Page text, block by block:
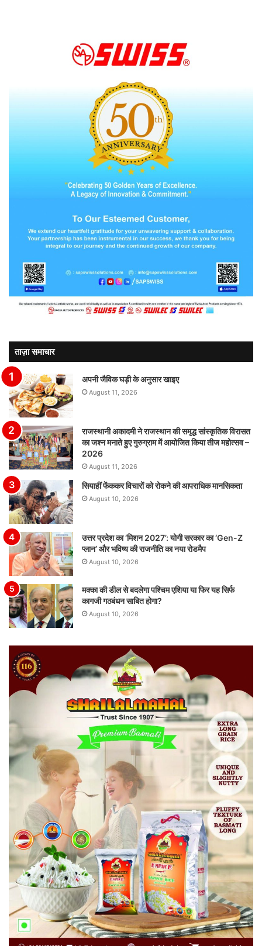
ताज़ा समाचार
अपनी जैविक घड़ी के अनुसार खाइए
August 11, 2026
राजस्थानी अकादमी ने राजस्थान की समृद्ध सांस्कृतिक विरासत
का जश्न मनाते हुए गुरुग्राम में आयोजित किया तीज महोत्सव –
2026
August 11, 2026
सियाहीं फेंककर विचारों को रोकने की आपराधिक मानसिकता
August 10, 2026
उत्तर प्रदेश का ‘मिशन 2027’: योगी सरकार का ‘Gen-Z
प्लान’ और भविष्य की राजनीति का नया रोडमैप
August 10, 2026
मक्का की डील से बदलेगा पश्चिम एशिया या फिर यह सिर्फ
कागजी गठबंधन साबित होगा?
August 10, 2026